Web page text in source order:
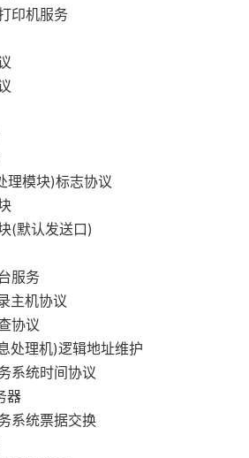
印机服务
理模块)标志协议
(默认发送口)
服务
主机协议
协议
处理机)逻辑地址维护
系统时间协议
器
系统票据交换